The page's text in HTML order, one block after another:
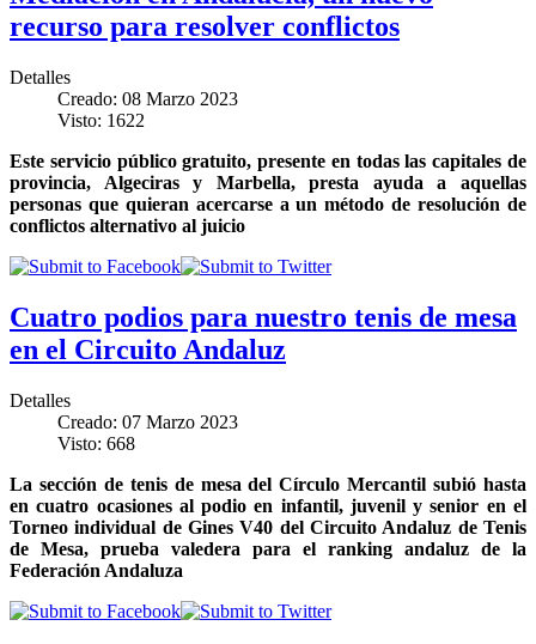
recurso para resolver conflictos
Detalles
Creado: 08 Marzo 2023
Visto: 1622
Este servicio público gratuito, presente en todas las capitales de
provincia, Algeciras y Marbella, presta ayuda a aquellas
personas que quieran acercarse a un método de resolución de
conflictos alternativo al juicio
Cuatro podios para nuestro tenis de mesa
en el Circuito Andaluz
Detalles
Creado: 07 Marzo 2023
Visto: 668
La sección de tenis de mesa del Círculo Mercantil subió hasta
en cuatro ocasiones al podio en infantil, juvenil y senior en el
Torneo individual de Gines V40 del Circuito Andaluz de Tenis
de Mesa, prueba valedera para el ranking andaluz de la
Federación Andaluza